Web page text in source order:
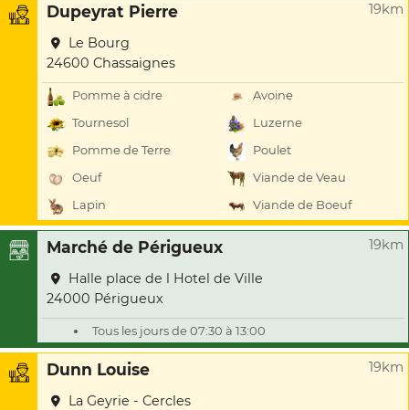
Dupeyrat Pierre 19km
Le Bourg
24600 Chassaignes
Pomme à cidre
Avoine
Tournesol
Luzerne
Pomme de Terre
Poulet
Oeuf
Viande de Veau
Lapin
Viande de Boeuf
Marché de Périgueux 19km
Halle place de l Hotel de Ville
24000 Périgueux
Tous les jours de 07:30 à 13:00
Dunn Louise 19km
La Geyrie - Cercles